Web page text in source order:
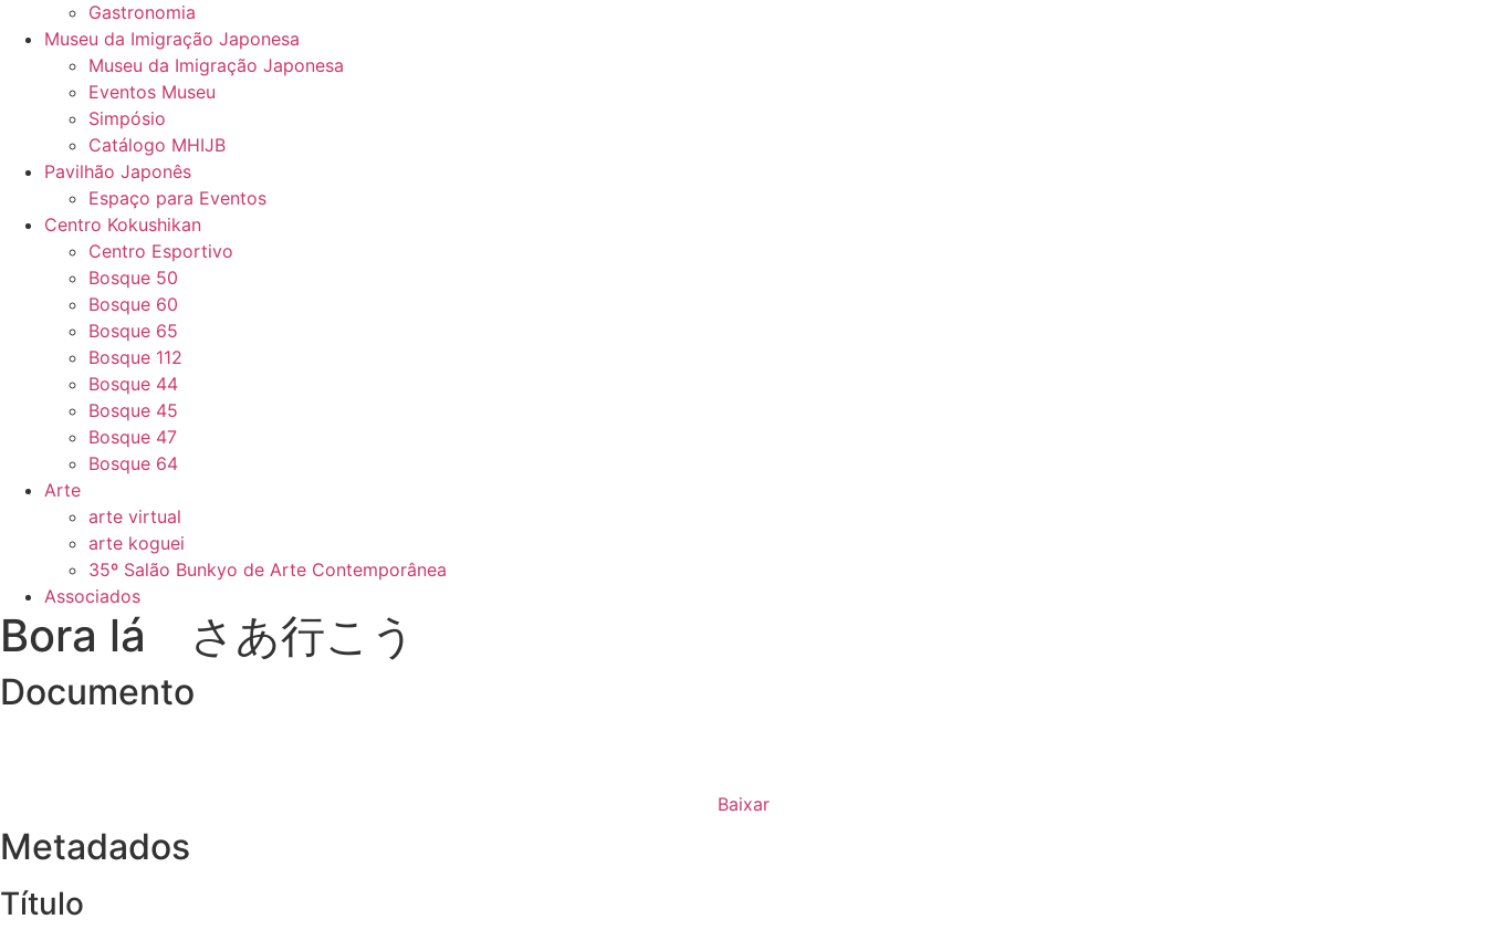
Gastronomia
Museu da Imigração Japonesa
Museu da Imigração Japonesa
Eventos Museu
Simpósio
Catálogo MHIJB
Pavilhão Japonês
Espaço para Eventos
Centro Kokushikan
Centro Esportivo
Bosque 50
Bosque 60
Bosque 65
Bosque 112
Bosque 44
Bosque 45
Bosque 47
Bosque 64
Arte
arte virtual
arte koguei
35º Salão Bunkyo de Arte Contemporânea
Associados
Bora lá さあ行こう
Documento
Baixar
Metadados
Título